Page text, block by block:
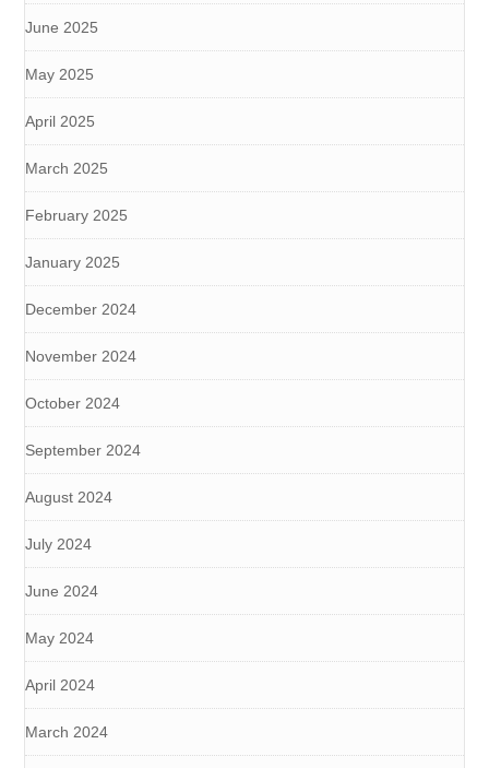
June 2025
May 2025
April 2025
March 2025
February 2025
January 2025
December 2024
November 2024
October 2024
September 2024
August 2024
July 2024
June 2024
May 2024
April 2024
March 2024